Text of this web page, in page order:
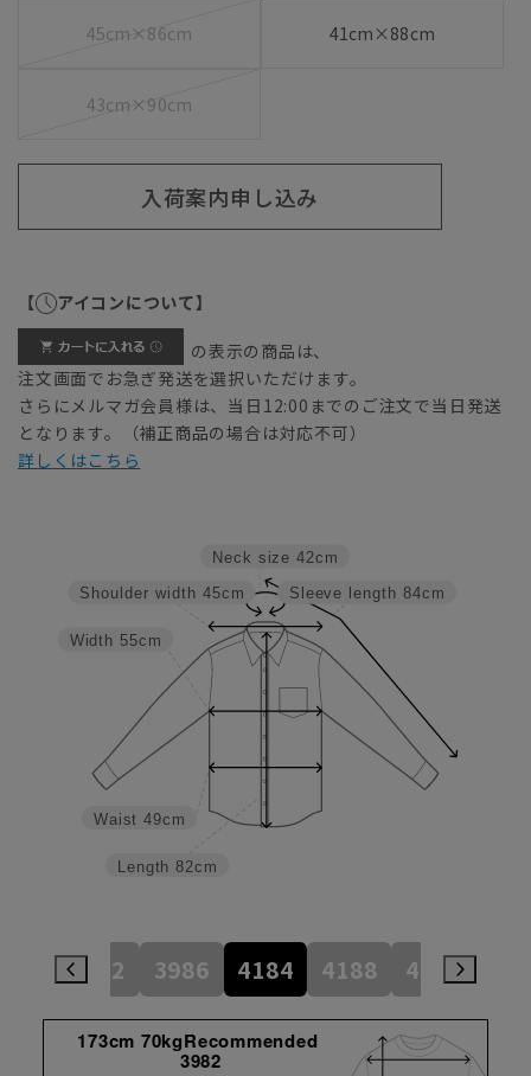
45cm×86cm 41cm×88cm
43cm×90cm
入荷案内申し込み
【 アイコンについて】
の表示の商品は、
注文画面でお急ぎ発送を選択いただけます。
さらにメルマガ会員様は、当日12:00までのご注文で当日発送
となります。（補正商品の場合は対応不可）
詳しくはこちら
Sleeve length 84cm
Neck size 42cm
Length 82cm
Waist 49cm
Width 55cm
Shoulder width 45cm
3982 3986 4184 4188 4386
173cm 70kgRecommended
3982